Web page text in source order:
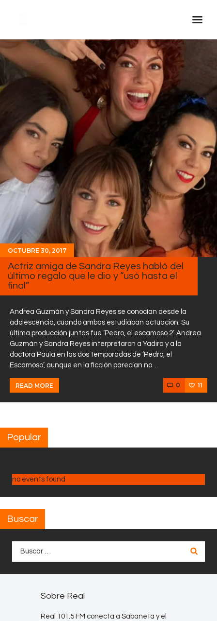
Inicio Real FM
Streaming
En Vivo
Descarga La APP
Programas
Noticias
Equipo
Sobre Nosotros
Contactos
OCTUBRE 30, 2017
Actriz amiga de Sandra Reyes habló del
último regalo que le dio y “usó hasta el
final”
Andrea Guzmán y Sandra Reyes se conocían desde la
adolescencia, cuando ambas estudiaban actuación. Su
última producción juntas fue ‘Pedro, el escamoso 2’. Andrea
Guzmán y Sandra Reyes interpretaron a Yadira y a la
doctora Paula en las dos temporadas de ‘Pedro, el
Escamoso’, aunque en la ficción parecían no…
READ MORE 0 11
Popular
no events found
Buscar
Sobre Real
Real 101.5 FM conecta a Sabaneta y el